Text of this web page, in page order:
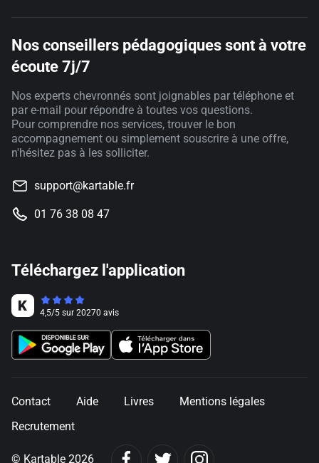
Nos conseillers pédagogiques sont à votre
écoute 7j/7
Nos experts chevronnés sont joignables par téléphone et
par e-mail pour répondre à toutes vos questions.
Pour comprendre nos services, trouver le bon
accompagnement ou simplement souscrire à une offre,
n'hésitez pas à les solliciter.
support@kartable.fr
01 76 38 08 47
Téléchargez l'application
4,5/5 sur 20270 avis
Contact Aide Livres
Mentions légales
Recrutement
© Kartable 2026